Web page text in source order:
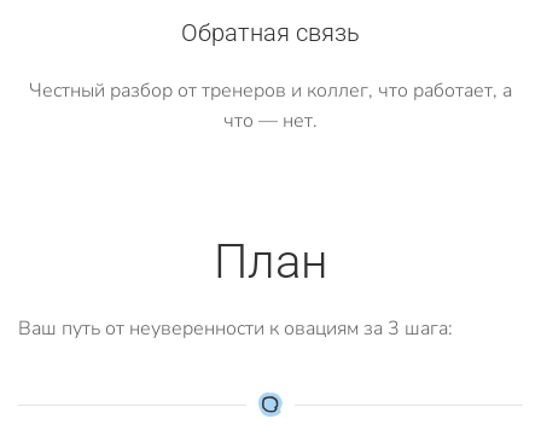
Обратная связь
Честный разбор от тренеров и коллег, что работает, а
что — нет.
План
Ваш путь от неуверенности к овациям за 3 шага: